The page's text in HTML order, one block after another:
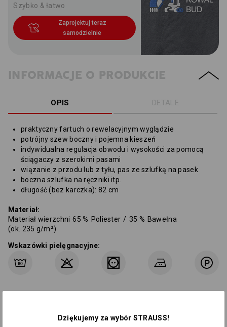
Szybko & łatwo
Zaprojektuj teraz
samodzielnie
INFORMACJE O PRODUKCIE
OPIS DETALE
praktyczny fartuch o rewelacyjnym wyglądzie
potrójny szew boczny i pojemna kieszeń
indywidualna regulacja obwodu i wysokości za pomocą
ściągaczy z szerokimi pasami
wiązanie z przodu lub z tyłu, pas ze szlufką na pasek
boczna szlufka na ręczniki itp.
długość (bez karczka): 82 cm
Materiał:
Materiał wierzchni 65 % Poliester / 35 % Bawełna
(ok. 235 g/m²)
Wskazówki pielęgnacyjne:
Dziękujemy za wybór STRAUSS!